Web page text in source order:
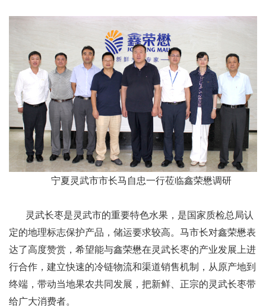
宁夏灵武市市长马自忠一行莅临鑫荣懋调研
灵武长枣是灵武市的重要特色水果，是国家质检总局认
定的地理标志保护产品，储运要求较高。马市长对鑫荣懋表
达了高度赞赏，希望能与鑫荣懋在灵武长枣的产业发展上进
行合作，建立快速的冷链物流和渠道销售机制，从原产地到
终端，带动当地果农共同发展，把新鲜、正宗的灵武长枣带
给广大消费者。